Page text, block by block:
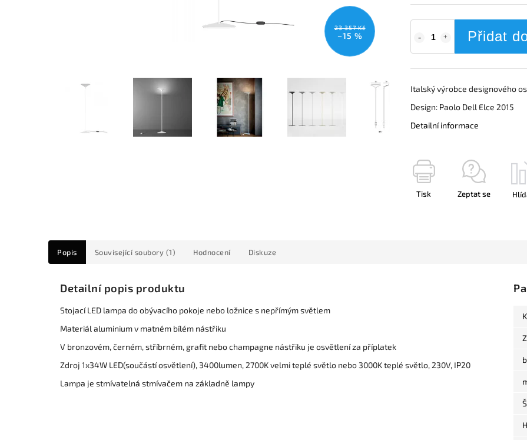
23 357 Kč
–15 % Přidat
Italský výrobce designového
Design: Paolo Dell Elce 2015
Detailní informace
Tisk Zeptat se
Popis Související soubory (1) Hodnocení Diskuze
Detailní popis produktu
Stojací LED lampa do obývacího pokoje nebo ložnice s nepřímým světlem
Materiál aluminium v matném bílém nástřiku
V bronzovém, černém, stříbrném, grafit nebo champagne nástřiku je osvětlení za příplatek
Zdroj 1x34W LED(součástí osvětlení), 3400lumen, 2700K velmi teplé světlo nebo 3000K teplé světlo, 230V, IP20
Lampa je stmívatelná stmívačem na základně lampy